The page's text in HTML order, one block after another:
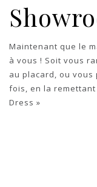
Maintenant que le
à vous ! Soit vous
au placard, ou
fois, en la
Dress »